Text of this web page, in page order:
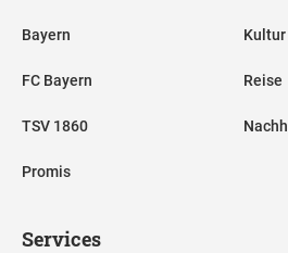
Bayern
FC Bayern
TSV 1860
Promis
Kultur
Reise
Services